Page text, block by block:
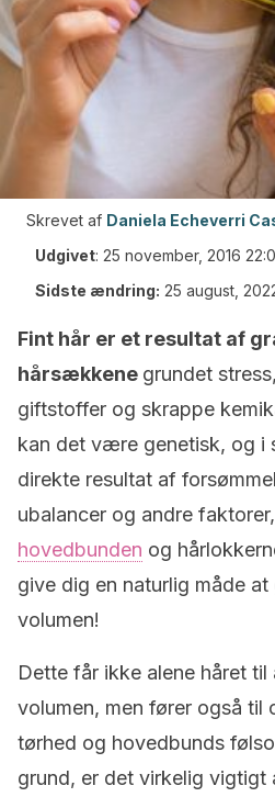
Skrevet af Daniela Echeverri
Udgivet: 25 november, 2016
Sidste ændring: 25 august,
Fint hår er et resultat af
hårsækkene grundet
giftstoffer og skrappe
kan det være genetisk, og i
direkte resultat af
ubalancer og andre
hovedbunden og
give dig en naturlig måde
volumen!
Dette får ikke alene håret til
volumen, men fører også til
tørhed og hovedbunds
grund, er det virkelig vigtigt